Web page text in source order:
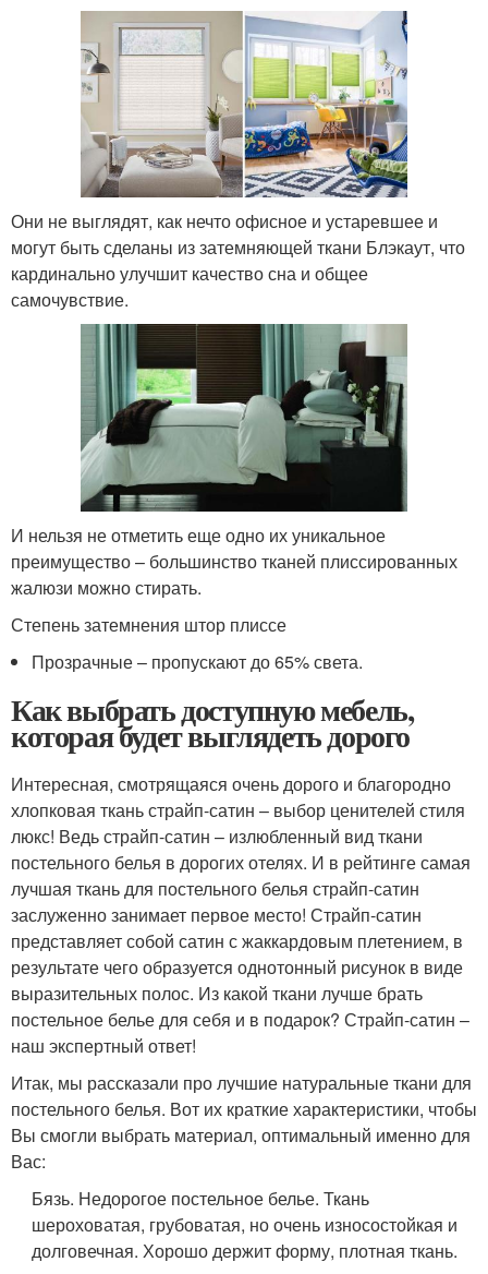
Они не выглядят, как нечто офисное и устаревшее и
могут быть сделаны из затемняющей ткани Блэкаут, что
кардинально улучшит качество сна и общее
самочувствие.
И нельзя не отметить еще одно их уникальное
преимущество – большинство тканей плиссированных
жалюзи можно стирать.
Степень затемнения штор плиссе
Прозрачные – пропускают до 65% света.
Как выбрать доступную мебель,
которая будет выглядеть дорого
Интересная, смотрящаяся очень дорого и благородно
хлопковая ткань страйп-сатин – выбор ценителей стиля
люкс! Ведь страйп-сатин – излюбленный вид ткани
постельного белья в дорогих отелях. И в рейтинге самая
лучшая ткань для постельного белья страйп-сатин
заслуженно занимает первое место! Страйп-сатин
представляет собой сатин с жаккардовым плетением, в
результате чего образуется однотонный рисунок в виде
выразительных полос. Из какой ткани лучше брать
постельное белье для себя и в подарок? Страйп-сатин –
наш экспертный ответ!
Итак, мы рассказали про лучшие натуральные ткани для
постельного белья. Вот их краткие характеристики, чтобы
Вы смогли выбрать материал, оптимальный именно для
Вас:
Бязь. Недорогое постельное белье. Ткань
шероховатая, грубоватая, но очень износостойкая и
долговечная. Хорошо держит форму, плотная ткань.